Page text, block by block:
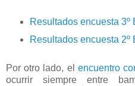
Resultados encuesta 3º
Resultados encuesta 2º
Por otro lado, el encuentro
ocurrir siempre entre